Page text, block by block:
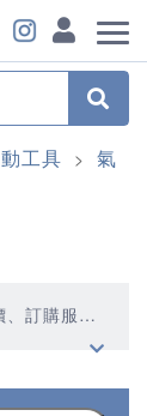
工具 > 氣
訂購服
質、合理